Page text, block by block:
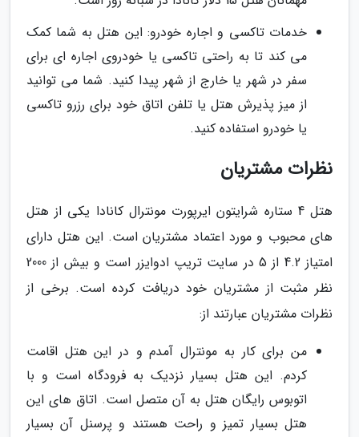
خدمات تاکسی و اجاره خودرو: این هتل به شما کمک
می کند تا به راحتی تاکسی یا خودروی اجاره ای برای
سفر در شهر یا خارج از شهر پیدا کنید. شما می توانید
از میز پذیرش هتل یا تلفن اتاق خود برای رزرو تاکسی
یا خودرو استفاده کنید.
نظرات مشتریان
هتل 4 ستاره شرایتون ایرپورت مونترال کانادا یکی از هتل
های محبوب و مورد اعتماد مشتریان است. این هتل دارای
امتیاز 4.2 از 5 در سایت تریپ ادوایزر است و بیش از 2000
نظر مثبت از مشتریان خود دریافت کرده است. برخی از
نظرات مشتریان عبارتند از:
من برای کار به مونترال آمدم و در این هتل اقامت
کردم. این هتل بسیار نزدیک به فرودگاه است و با
اتوبوس رایگان هتل به آن متصل است. اتاق های این
هتل بسیار تمیز و راحت هستند و پرسنل آن بسیار